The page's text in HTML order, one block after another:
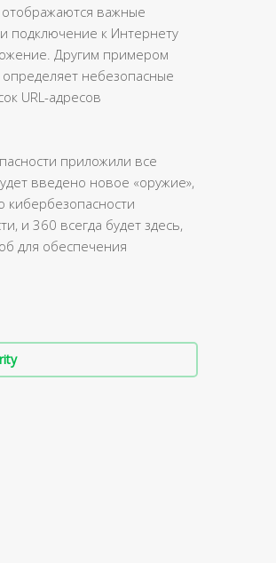
важные
подключение к Интернету
Другим примером
определяет небезопасные
URL-адресов
приложили все
введено новое «оружие»,
кибербезопасности
и 360 всегда будет здесь,
для обеспечения